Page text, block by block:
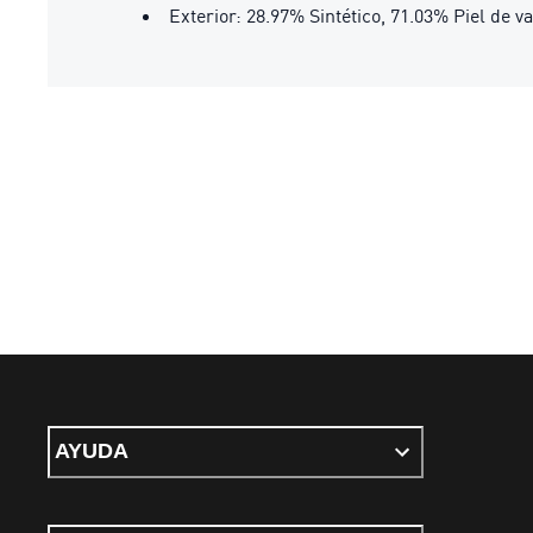
Exterior: 28.97% Sintético, 71.03% Piel de
AYUDA